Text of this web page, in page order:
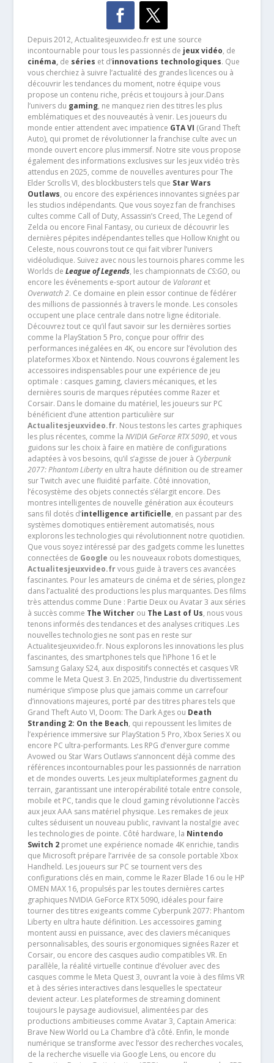
Depuis 2012, Actualitesjeuxvideo.fr est une source
incontournable pour tous les passionnés de jeux vidéo, de
cinéma,de séries et d’innovations technologiques. Que
vous cherchiez à suivre l’actualité des grandes licences ou à
découvrir les tendances du moment, notre équipe vous
propose un contenu riche, précis et toujours à jour.Dans
l’univers du gaming, ne manquez rien des titres les plus
emblématiques et des nouveautés à venir. Les joueurs du
monde entier attendent avec impatience GTA VI (Grand Theft
Auto), qui promet de révolutionner la franchise culte avec un
monde ouvert encore plus immersif. Notre site vous propose
également des informations exclusives sur les jeux vidéo très
attendus en 2025, comme de nouvelles aventures pour The
Elder Scrolls VI, des blockbusters tels que Star Wars
Outlaws, ou encore des expériences innovantes signées par
les studios indépendants. Que vous soyez fan de franchises
cultes comme Call of Duty, Assassin’s Creed, The Legend of
Zelda ou encore Final Fantasy, ou curieux de découvrir les
dernières pépites indépendantes telles que Hollow Knight ou
Celeste, nous couvrons tout ce qui fait vibrer l’univers
vidéoludique. Suivez avec nous les tournois phares comme les
Worlds de League of Legends, les championnats de CS:GO, ou
encore les événements e-sport autour de Valorantet
Overwatch 2. Ce domaine en plein essor continue de fédérer
des millions de passionnés à travers le monde. Les consoles
occupent une place centrale dans notre ligne éditoriale.
Découvrez tout ce qu’il faut savoir sur les dernières sorties
comme la PlayStation 5 Pro, conçue pour offrir des
performances inégalées en 4K, ou encore sur l’évolution des
plateformes Xbox et Nintendo. Nous couvrons également les
accessoires indispensables pour une expérience de jeu
optimale : casques gaming, claviers mécaniques, et les
dernières souris de marques réputées comme Razer et
Corsair. Dans le domaine du matériel, les joueurs sur PC
bénéficient d’une attention particulière sur
Actualitesjeuxvideo.fr. Nous testons les cartes graphiques
les plus récentes, comme la NVIDIA GeForce RTX 5090, et vous
guidons sur les choix à faire en matière de configurations
adaptées à vos besoins, qu’il s’agisse de jouer à Cyberpunk
2077: Phantom Libertyen ultra haute définition ou de streamer
sur Twitch avec une fluidité parfaite. Côté innovation,
l’écosystème des objets connectés s’élargit encore. Des
montres intelligentes de nouvelle génération aux écouteurs
sans fil dotés d’intelligence artificielle, en passant par des
systèmes domotiques entièrement automatisés, nous
explorons les technologies qui révolutionnent notre quotidien.
Que vous soyez intéressé par des gadgets comme les lunettes
connectées de Google ou les nouveaux robots domestiques,
Actualitesjeuxvideo.frvous guide à travers ces avancées
fascinantes. Pour les amateurs de cinéma et de séries, plongez
dans l’actualité des productions les plus marquantes. Des films
très attendus comme Dune : Partie Deux ou Avatar 3 aux séries
à succès comme The Witcherou The Last of Us, nous vous
tenons informés des tendances et des analyses critiques .Les
nouvelles technologies ne sont pas en reste sur
Actualitesjeuxvideo.fr. Nous explorons les innovations les plus
fascinantes, des smartphones tels que l’iPhone 16 et le
Samsung Galaxy S24, aux dispositifs connectés et casques VR
comme le Meta Quest 3. En 2025, l’industrie du divertissement
numérique s’impose plus que jamais comme un carrefour
d’innovations majeures, porté par des titres phares tels que
Grand Theft Auto VI, Doom: The Dark Ages ou Death
Stranding 2: On the Beach, qui repoussent les limites de
l’expérience immersive sur PlayStation 5 Pro, Xbox Series X ou
encore PC ultra-performants. Les RPG d’envergure comme
Avowed ou Star Wars Outlaws s’annoncent déjà comme des
références incontournables pour les passionnés de narration
et de mondes ouverts. Les jeux multiplateformes gagnent du
terrain, garantissant une interopérabilité totale entre console,
mobile et PC, tandis que le cloud gaming révolutionne l’accès
aux jeux AAA sans matériel physique. Les remakes de jeux
cultes séduisent un nouveau public, ravivant la nostalgie avec
les technologies de pointe. Côté hardware, la Nintendo
Switch 2promet une expérience nomade 4K enrichie, tandis
que Microsoft prépare l’arrivée de sa console portable Xbox
Handheld. Les joueurs sur PC se tournent vers des
configurations clés en main, comme le Razer Blade 16 ou le HP
OMEN MAX 16, propulsés par les toutes dernières cartes
graphiques NVIDIA GeForce RTX 5090, idéales pour faire
tourner des titres exigeants comme Cyberpunk 2077: Phantom
Liberty en ultra haute définition. Les accessoires gaming
montent aussi en puissance, avec des claviers mécaniques
personnalisables, des souris ergonomiques signées Razer et
Corsair, ou encore des casques audio compatibles VR. En
parallèle, la réalité virtuelle continue d’évoluer avec des
casques comme le Meta Quest 3, ouvrant la voie à des films VR
et à des séries interactives dans lesquelles le spectateur
devient acteur. Les plateformes de streaming dominent
toujours le paysage audiovisuel, alimentées par des
productions ambitieuses comme Avatar 3, Captain America:
Brave New World ou La Chambre d’à côté. Enfin, le monde
numérique se transforme avec l’essor des recherches vocales,
de la recherche visuelle via Google Lens, ou encore du